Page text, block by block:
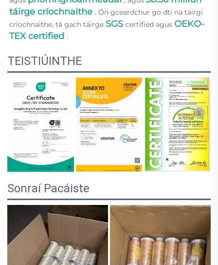
táirge críochnaithe . Ón gceardchur go dtí na táirgí
críochnaithe, tá gach táirge SGS certified agus OEKO-
TEX certified .
TEISTIÚINTHE
Sonraí Pacáiste